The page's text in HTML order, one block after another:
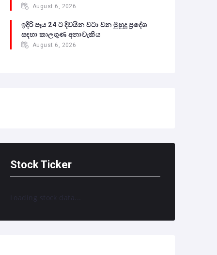
August 6, 2026
ඉදිරි පැය 24 ට දිවයින වටා වන මුහුදු ප්‍රදේශ
සඳහා කාලගුණ අනාවැකිය
August 6, 2026
Stock Ticker
Loading stock data...